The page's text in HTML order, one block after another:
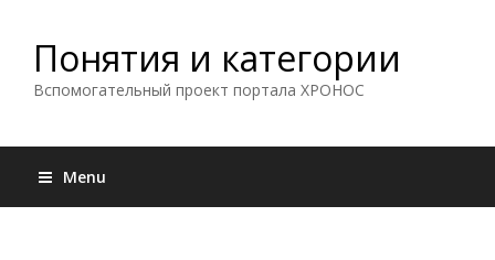
Понятия и категории
Вспомогательный проект портала ХРОНОС
Menu